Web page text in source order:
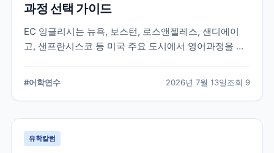
과정 선택 가이드
EC 잉글리시는 뉴욕, 보스턴, 로스앤젤레스, 샌디에이
고, 샌프란시스코 등 미국 주요 도시에서 영어과정을 안
할 내용을 정리합니다.
#어학연수 2026년 7월 13일조회 9
유학칼럼